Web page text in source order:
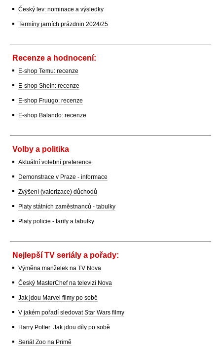
Český lev: nominace a výsledky
Termíny jarních prázdnin 2024/25
Recenze a hodnocení:
E-shop Temu: recenze
E-shop Shein: recenze
E-shop Fruugo: recenze
E-shop Balando: recenze
Volby a politika
Aktuální volební preference
Demonstrace v Praze - informace
Zvýšení (valorizace) důchodů
Platy státních zaměstnanců - tabulky
Platy policie - tarify a tabulky
Nejlepší TV seriály a pořady:
Výměna manželek na TV Nova
Český MasterChef na televizi Nova
Jak jdou Marvel filmy po sobě
V jakém pořadí sledovat Star Wars filmy
Harry Potter: Jak jdou díly po sobě
Seriál Zoo na Primě